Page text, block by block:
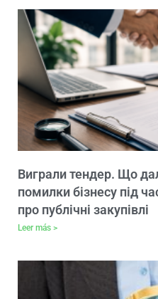
Виграли тендер. Що
помилки бізнесу під
про публічні закупівлі
Leer más >